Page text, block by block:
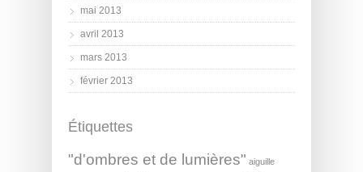
mai 2013
avril 2013
mars 2013
février 2013
Étiquettes
"d'ombres et de lumières" aiguille